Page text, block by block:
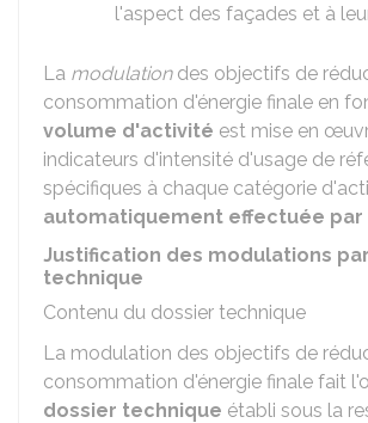
l'aspect des façades et à
La modulationdes objectifs de
consommation d'énergie finale en
volume d'activité est mise en
indicateurs d'intensité d'usage de
spécifiques à chaque catégorie
automatiquement effectuée par
Justification des modulations
technique
Contenu du dossier technique
La modulation des objectifs de
consommation d'énergie finale fait
dossier technique établi sous la